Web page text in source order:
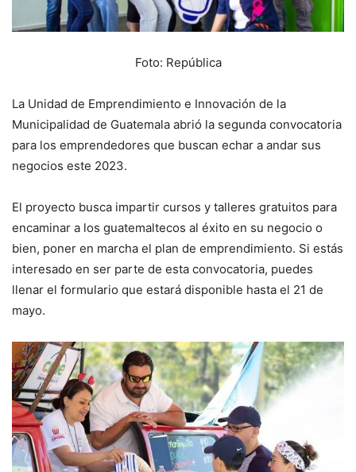
Foto: República
La Unidad de Emprendimiento e Innovación de la
Municipalidad de Guatemala abrió la segunda convocatoria
para los emprendedores que buscan echar a andar sus
negocios este 2023.
El proyecto busca impartir cursos y talleres gratuitos para
encaminar a los guatemaltecos al éxito en su negocio o
bien, poner en marcha el plan de emprendimiento. Si estás
interesado en ser parte de esta convocatoria, puedes
llenar el formulario que estará disponible hasta el 21 de
mayo.